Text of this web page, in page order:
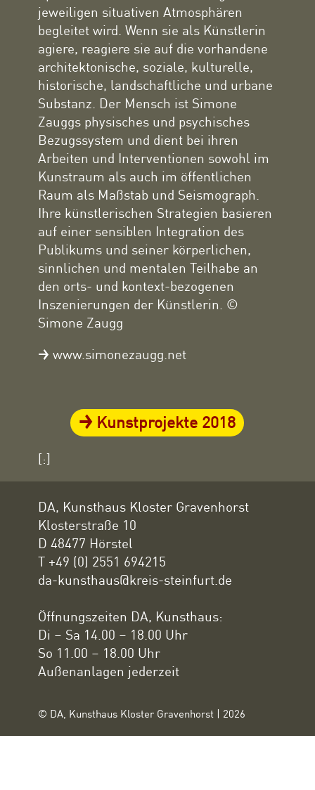
jeweiligen situativen Atmosphären
begleitet wird. Wenn sie als Künstlerin
agiere, reagiere sie auf die vorhandene
architektonische, soziale, kulturelle,
historische, landschaftliche und urbane
Substanz. Der Mensch ist Simone
Zauggs physisches und psychisches
Bezugssystem und dient bei ihren
Arbeiten und Interventionen sowohl im
Kunstraum als auch im öffentlichen
Raum als Maßstab und Seismograph.
Ihre künstlerischen Strategien basieren
auf einer sensiblen Integration des
Publikums und seiner körperlichen,
sinnlichen und mentalen Teilhabe an
den orts- und kontext-bezogenen
Inszenierungen der Künstlerin. ©
Simone Zaugg
www.simonezaugg.net
Kunstprojekte 2018
[:]
DA, Kunsthaus Kloster Gravenhorst
Klosterstraße 10
D 48477 Hörstel
T +49 (0) 2551 694215
da-kunsthaus@kreis-steinfurt.de
Öffnungszeiten DA, Kunsthaus:
Di – Sa 14.00 – 18.00 Uhr
So 11.00 – 18.00 Uhr
Außenanlagen jederzeit
© DA, Kunsthaus Kloster Gravenhorst | 2026